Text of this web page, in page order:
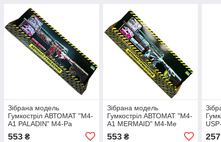
Зібрана модель
Гумкостріл АВТОМАТ "M4-
A1 PALADIN" M4-Pa
553 ₴
Зібрана модель
Гумкостріл АВТОМАТ "M4-
A1 MERMAID" M4-Me
553₴